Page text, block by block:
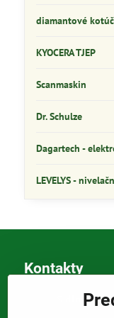
diamantové
KYOCERA TJEP
Scanmaskin
Dr. Schulze
Dagartech -
LEVELYS -
Kontakty
Sídlo a